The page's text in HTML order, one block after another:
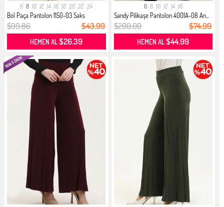
6 8 10 12 14 16 18 20 22 24
Bol Paça Pantolon 1150-03 Saks
$99.86 $43.99
HEMEN AL$26.39
6 8 10 12 14 16
Sandy Pilikaşe Pantolon 4001A-08 An...
$200.00 $74.99
HEMEN AL$44.99